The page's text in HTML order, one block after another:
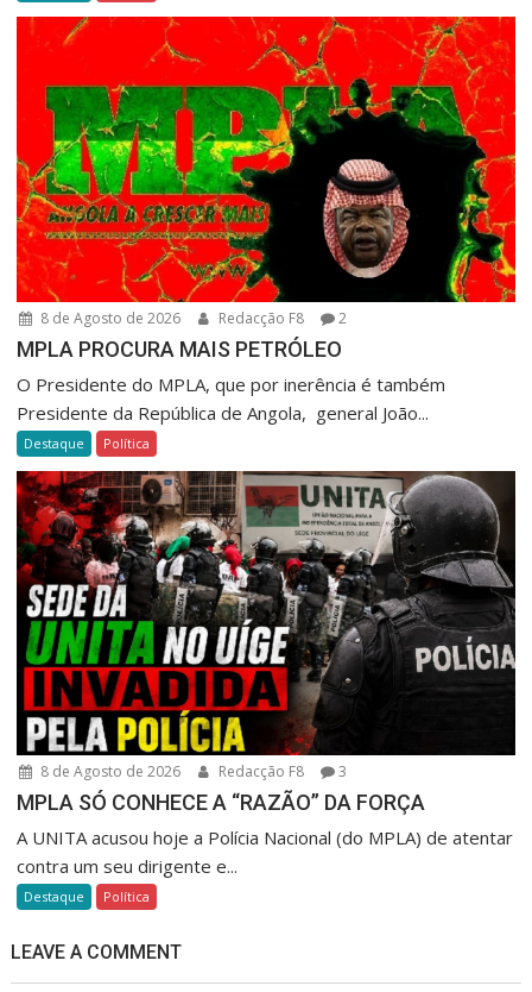
8 de Agosto de 2026 Redacção F8 2
MPLA PROCURA MAIS PETRÓLEO
O Presidente do MPLA, que por inerência é também
Presidente da República de Angola, general João...
Destaque Política
8 de Agosto de 2026 Redacção F8 3
MPLA SÓ CONHECE A “RAZÃO” DA FORÇA
A UNITA acusou hoje a Polícia Nacional (do MPLA) de atentar
contra um seu dirigente e...
Destaque Política
LEAVE A COMMENT